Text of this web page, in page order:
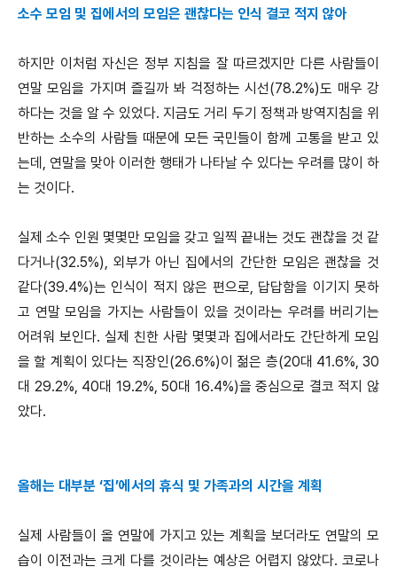
소수 모임 및 집에서의 모임은 괜찮다는 인식 결코 적지 않아
하지만 이처럼 자신은 정부 지침을 잘 따르겠지만 다른 사람들이
연말 모임을 가지며 즐길까 봐 걱정하는 시선(78.2%)도 매우 강
하다는 것을 알 수 있었다. 지금도 거리 두기 정책과 방역지침을 위
반하는 소수의 사람들 때문에 모든 국민들이 함께 고통을 받고 있
는데, 연말을 맞아 이러한 행태가 나타날 수 있다는 우려를 많이 하
는 것이다.
실제 소수 인원 몇몇만 모임을 갖고 일찍 끝내는 것도 괜찮을 것 같
다거나(32.5%), 외부가 아닌 집에서의 간단한 모임은 괜찮을 것
같다(39.4%)는 인식이 적지 않은 편으로, 답답함을 이기지 못하
고 연말 모임을 가지는 사람들이 있을 것이라는 우려를 버리기는
어려워 보인다. 실제 친한 사람 몇몇과 집에서라도 간단하게 모임
을 할 계획이 있다는 직장인(26.6%)이 젊은 층(20대 41.6%, 30
대 29.2%, 40대 19.2%, 50대 16.4%)을 중심으로 결코 적지 않
았다.
올해는 대부분 ‘집’에서의 휴식 및 가족과의 시간을 계획
실제 사람들이 올 연말에 가지고 있는 계획을 보더라도 연말의 모
습이 이전과는 크게 다를 것이라는 예상은 어렵지 않았다. 코로나